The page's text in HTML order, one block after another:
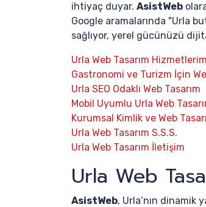
ihtiyaç duyar. AsistWeb
Google aramalarında "Urla
sağlıyor, yerel gücünüzü
Urla Web Tasarım
Gastronomi ve Turizm İçin
Urla SEO Odaklı Web Tasarım
Mobil Uyumlu Urla Web
Kurumsal Kimlik ve Web
Urla Web Tasarım S.S.S.
Urla Web Tasarım İletişim
Urla Web
AsistWeb, Urla’nın dinamik